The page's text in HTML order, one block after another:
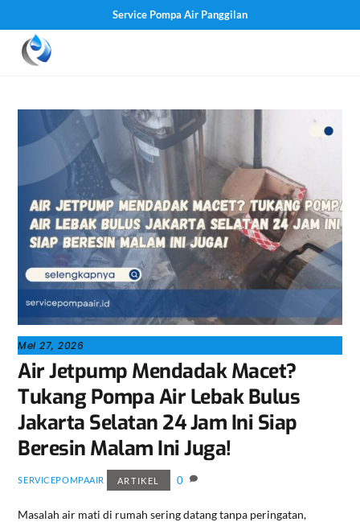
Service Pompa Air Panggilan
Mei 27, 2026
Air Jetpump Mendadak Macet?
Tukang Pompa Air Lebak Bulus
Jakarta Selatan 24 Jam Ini Siap
Beresin Malam Ini Juga!
SERVICEPOMPAAIR ARTIKEL 0
Masalah air mati di rumah sering datang tanpa peringatan,